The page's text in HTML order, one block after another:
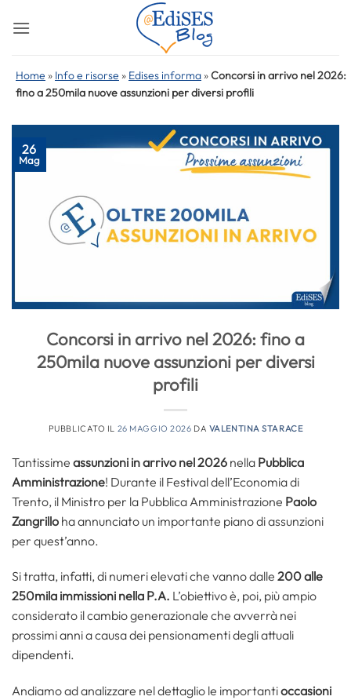
Home » Info e risorse » Edises informa »Concorsi in arrivo nel 2026:
fino a 250mila nuove assunzioni per diversi profili
26
Mag
Concorsi in arrivo nel 2026: fino a
250mila nuove assunzioni per diversi
profili
PUBBLICATO IL 26 MAGGIO 2026 DA VALENTINA STARACE
Tantissime assunzioni in arrivo nel 2026 nella Pubblica
Amministrazione! Durante il Festival dell’Economia di
Trento, il Ministro per la Pubblica Amministrazione Paolo
Zangrillo ha annunciato un importante piano di assunzioni
per quest’anno.
Si tratta, infatti, di numeri elevati che vanno dalle 200 alle
250mila immissioni nella P.A. L’obiettivo è, poi, più ampio
considerato il cambio generazionale che avverrà nei
prossimi anni a causa dei pensionamenti degli attuali
dipendenti.
Andiamo ad analizzare nel dettaglio le importantioccasioni